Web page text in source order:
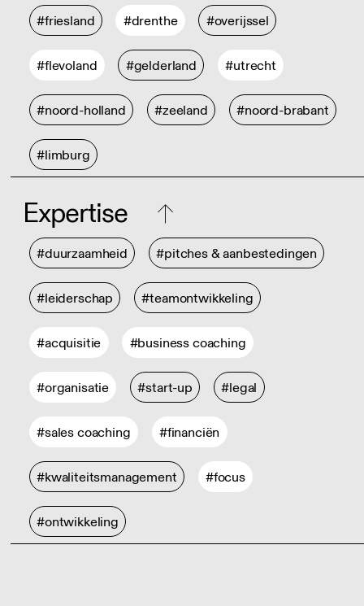
#friesland #drenthe #overijssel
#flevoland #gelderland #utrecht
#noord-holland #zeeland #noord-brabant
#limburg
Expertise
#duurzaamheid #pitches & aanbestedingen
#leiderschap #teamontwikkeling
#acquisitie #business coaching
#organisatie #start-up #legal
#sales coaching #financiën
#kwaliteitsmanagement #focus
#ontwikkeling